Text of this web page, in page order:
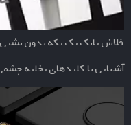
فلاش تانک یک تکه بدون نشتی
آشنایی با کلیدهای تخلیه